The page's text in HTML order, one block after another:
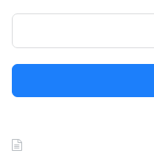
ح
ع
ن